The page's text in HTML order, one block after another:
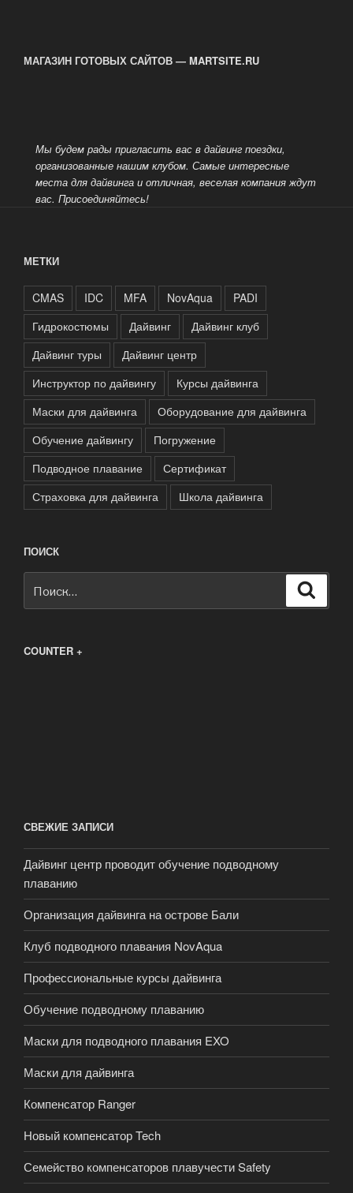
МАГАЗИН ГОТОВЫХ САЙТОВ — MARTSITE.RU
Мы будем рады пригласить вас в дайвинг поездки,
организованные нашим клубом. Самые интересные
места для дайвинга и отличная, веселая компания ждут
вас. Присоединяйтесь!
МЕТКИ
CMAS IDC MFA NovAqua
PADI
Гидрокостюмы
Дайвинг
Дайвинг клуб
Дайвинг туры
Дайвинг центр
Инструктор по дайвингу
Курсы дайвинга
Маски для дайвинга
Оборудование для дайвинга
Обучение дайвингу
Погружение
Подводное плавание
Сертификат
Страховка для дайвинга
Школа дайвинга
ПОИСК
COUNTER +
СВЕЖИЕ ЗАПИСИ
Дайвинг центр проводит обучение подводному
плаванию
Организация дайвинга на острове Бали
Клуб подводного плавания NovAqua
Профессиональные курсы дайвинга
Обучение подводному плаванию
Маски для подводного плавания EXO
Маски для дайвинга
Компенсатор Ranger
Новый компенсатор Tech
Семейство компенсаторов плавучести Safety